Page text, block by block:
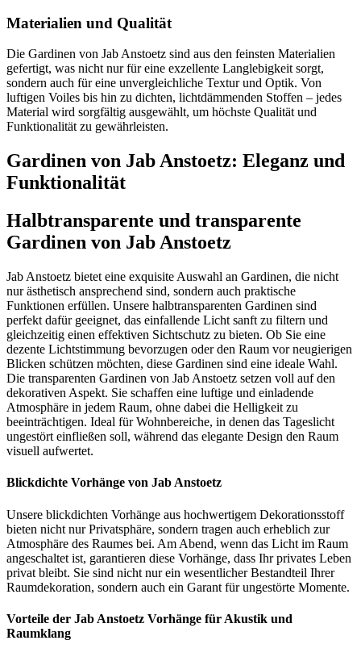
Materialien und Qualität
Die Gardinen von Jab Anstoetz sind aus den feinsten Materialien
gefertigt, was nicht nur für eine exzellente Langlebigkeit sorgt,
sondern auch für eine unvergleichliche Textur und Optik. Von
luftigen Voiles bis hin zu dichten, lichtdämmenden Stoffen – jedes
Material wird sorgfältig ausgewählt, um höchste Qualität und
Funktionalität zu gewährleisten.
Gardinen von Jab Anstoetz: Eleganz und
Funktionalität
Halbtransparente und transparente
Gardinen von Jab Anstoetz
Jab Anstoetz bietet eine exquisite Auswahl an Gardinen, die nicht
nur ästhetisch ansprechend sind, sondern auch praktische
Funktionen erfüllen. Unsere halbtransparenten Gardinen sind
perfekt dafür geeignet, das einfallende Licht sanft zu filtern und
gleichzeitig einen effektiven Sichtschutz zu bieten. Ob Sie eine
dezente Lichtstimmung bevorzugen oder den Raum vor neugierigen
Blicken schützen möchten, diese Gardinen sind eine ideale Wahl.
Die transparenten Gardinen von Jab Anstoetz setzen voll auf den
dekorativen Aspekt. Sie schaffen eine luftige und einladende
Atmosphäre in jedem Raum, ohne dabei die Helligkeit zu
beeinträchtigen. Ideal für Wohnbereiche, in denen das Tageslicht
ungestört einfließen soll, während das elegante Design den Raum
visuell aufwertet.
Blickdichte Vorhänge von Jab Anstoetz
Unsere blickdichten Vorhänge aus hochwertigem Dekorationsstoff
bieten nicht nur Privatsphäre, sondern tragen auch erheblich zur
Atmosphäre des Raumes bei. Am Abend, wenn das Licht im Raum
angeschaltet ist, garantieren diese Vorhänge, dass Ihr privates Leben
privat bleibt. Sie sind nicht nur ein wesentlicher Bestandteil Ihrer
Raumdekoration, sondern auch ein Garant für ungestörte Momente.
Vorteile der Jab Anstoetz Vorhänge für Akustik und
Raumklang